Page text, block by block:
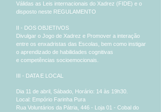
Válidas as Leis internacionais do Xadrez (FIDE) e o
disposto neste REGULAMENTO
II - DOS OBJETIVOS
Divulgar o Jogo de Xadrez e Promover a interação
entre os enxadristas das Escolas, bem como instigar
o aprendizado de habilidades cognitivas
e competências socioemocionais.
III - DATA E LOCAL
Dia 11 de abril, Sábado, Horário: 14 às 19h30.
Local: Empório Farinha Pura
Rua Voluntários da Pátria, 446 - Loja 01 - Cobal do